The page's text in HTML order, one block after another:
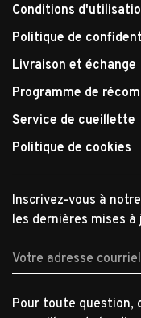
Conditions
Politique de
Livraison et échange
Programme de
Service de cueillette
Politique de cookies
Inscrivez-vous à
les dernières mises
Pour toute question,